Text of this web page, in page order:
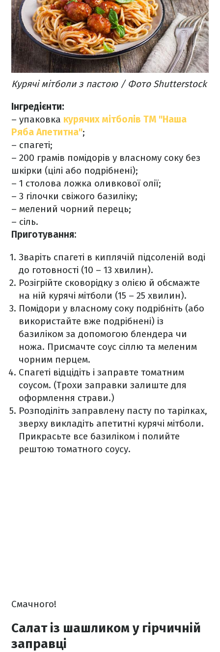
Курячі мітболи з пастою / Фото Shutterstock
Інгредієнти:
– упаковка курячих мітболів ТМ "Наша
Ряба Апетитна";
– спагеті;
– 200 грамів помідорів у власному соку без
шкірки (цілі або подрібнені);
– 1 столова ложка оливкової олії;
– 3 гілочки свіжого базиліку;
– мелений чорний перець;
– сіль.
Приготування:
Зваріть спагеті в киплячій підсоленій воді
до готовності (10 – 13 хвилин).
Розігрійте сковорідку з олією й обсмажте
на ній курячі мітболи (15 – 25 хвилин).
Помідори у власному соку подрібніть (або
використайте вже подрібнені) із
базиліком за допомогою блендера чи
ножа. Присмачте соус сіллю та меленим
чорним перцем.
Спагеті відцідіть і заправте томатним
соусом. (Трохи заправки залиште для
оформлення страви.)
Розподіліть заправлену пасту по тарілках,
зверху викладіть апетитні курячі мітболи.
Прикрасьте все базиліком і полийте
рештою томатного соусу.
Смачного!
Салат із шашликом у гірчичній
заправці